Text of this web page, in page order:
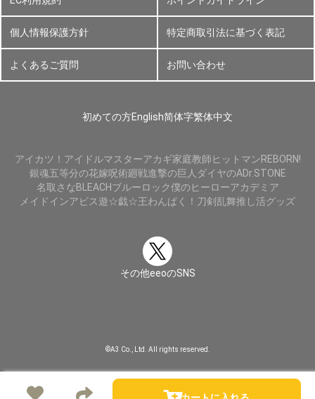
個人情報保護方針 特定商取引法に基づく表記
よくあるご質問 お問い合わせ
初めての方English简体字繁体中文
アイカツ！ アイドルマスターアカギ家庭教師ヒットマンREBORN!
銀魂五等分の花嫁呪術廻戦進撃の巨人 ダイヤのADr.STONE
名取さなBLEACHブルーロック僕のヒーローアカデミア
メイドインアビス遊☆戯☆王わんぱく！刀剣乱舞推し活グッズ
その他eeoのSNS
©A3 Co., Ltd. All rights reserved.